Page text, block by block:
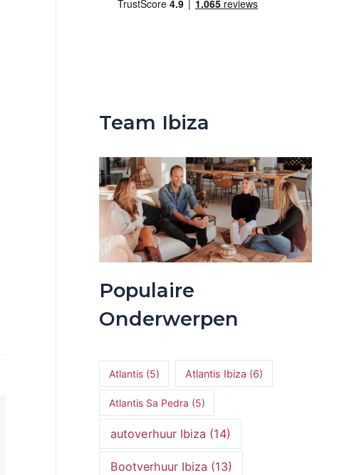
Team Ibiza
Populaire
Onderwerpen
Atlantis(5) Atlantis Ibiza (6)
Atlantis Sa Pedra (5)
autoverhuur Ibiza (14)
Bootverhuur Ibiza (13)